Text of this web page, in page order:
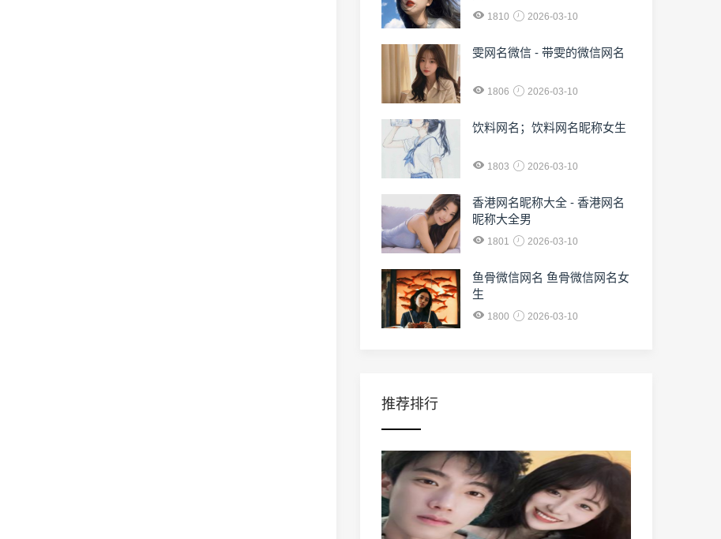
1810 2026-03-10
雯网名微信 - 带雯的微信网名
1806 2026-03-10
饮料网名；饮料网名昵称女生
1803 2026-03-10
香港网名昵称大全 - 香港网名
昵称大全男
1801 2026-03-10
鱼骨微信网名 鱼骨微信网名女
生
1800 2026-03-10
推荐排行